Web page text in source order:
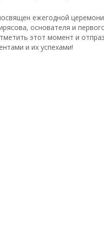
ежегодной
основателя и
этот момент и
и их успехами!